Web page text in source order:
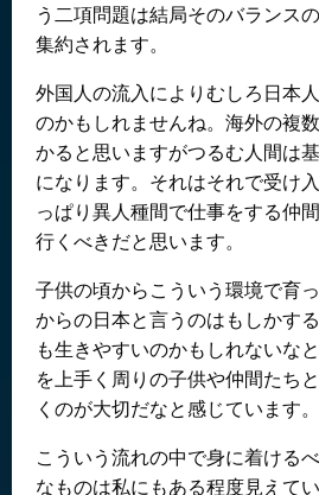
う二項問題は結局そのバランス
集約されます。
外国人の流入によりむしろ日本
のかもしれませんね。海外の複
かると思いますがつるむ人間は
になります。それはそれで受け
っぱり異人種間で仕事をする仲
行くべきだと思います。
子供の頃からこういう環境で育
からの日本と言うのはもしかす
も生きやすいのかもしれないな
を上手く周りの子供や仲間たち
くのが大切だなと感じています。
こういう流れの中で身に着ける
なものは私にもある程度見えて